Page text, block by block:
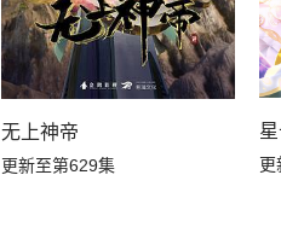
无上神帝
更新至第629集 更